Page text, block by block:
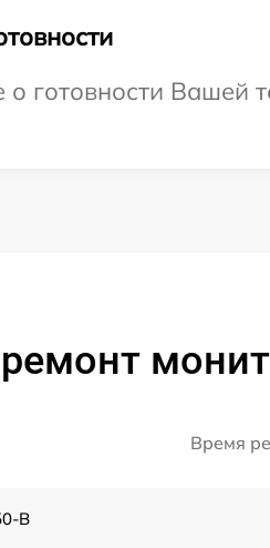
готовности Вашей
Время
B